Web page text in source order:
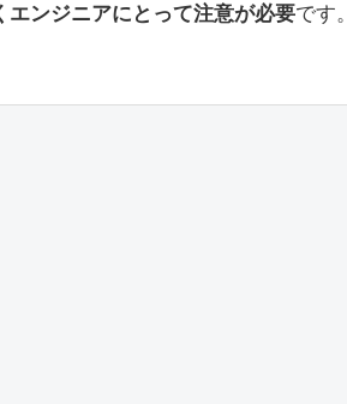
エンジニアにとって注意が必要です。